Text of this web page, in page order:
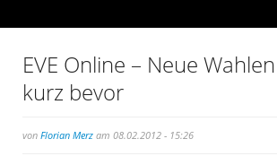
EVE Online – Neue
kurz bevor
von Florian Merz am 08.02.2012 - 15:26